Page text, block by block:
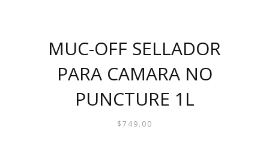
MUC-OFF SELLADOR
PARA CAMARA NO
PUNCTURE 1L
$749.00